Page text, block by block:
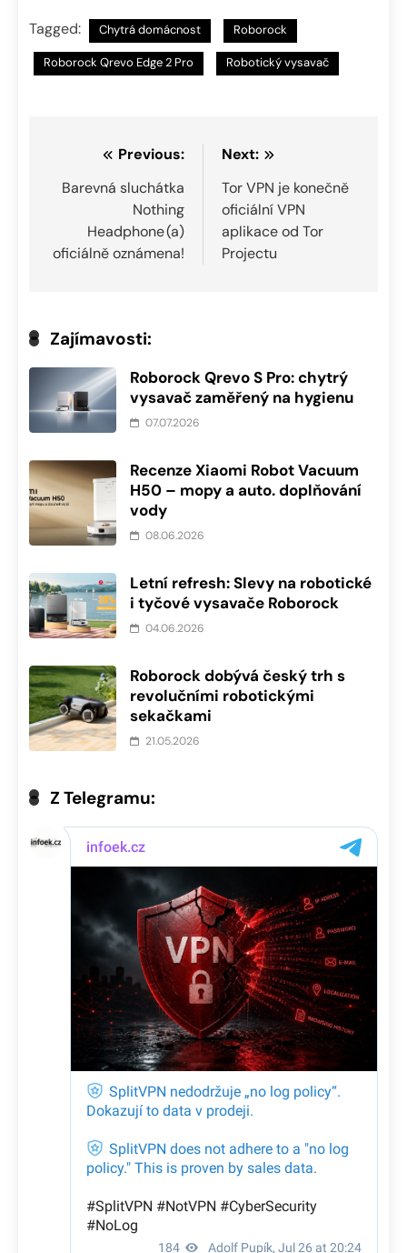
Tagged: Chytrá domácnost Roborock
Roborock Qrevo Edge 2 Pro Robotický vysavač
Navigace
pro
příspěvek
Previous:
Barevná sluchátka
Nothing
Headphone (a)
oficiálně oznámena!
Next:
Tor VPN je konečně
oficiální VPN
aplikace od Tor
Projectu
Zajímavosti:
Roborock Qrevo S Pro: chytrý
vysavač zaměřený na hygienu
07.07.2026
Recenze Xiaomi Robot Vacuum
H50 – mopy a auto. doplňování
vody
08.06.2026
Letní refresh: Slevy na robotické
i tyčové vysavače Roborock
04.06.2026
Roborock dobývá český trh s
revolučními robotickými
sekačkami
21.05.2026
Z Telegramu: